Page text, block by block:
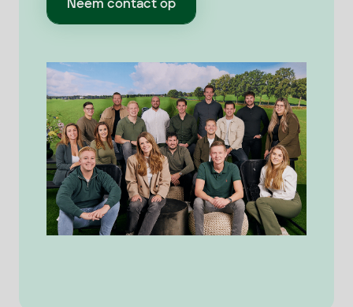
Neem contact op